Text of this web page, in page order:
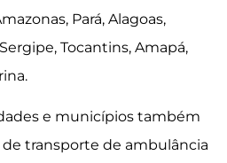
Pará, Alagoas,
Tocantins, Amapá,
e municípios também
transporte de ambulância